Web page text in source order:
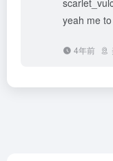
yeah me to
4年前